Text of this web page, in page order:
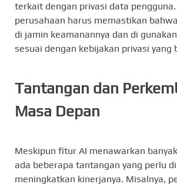
terkait dengan privasi data
perusahaan harus memastikan
di jamin keamanannya dan di
sesuai dengan kebijakan privasi yang
Tantangan dan
Masa Depan
Meskipun fitur AI menawarkan
ada beberapa tantangan yang perlu
meningkatkan kinerjanya. Misalnya,